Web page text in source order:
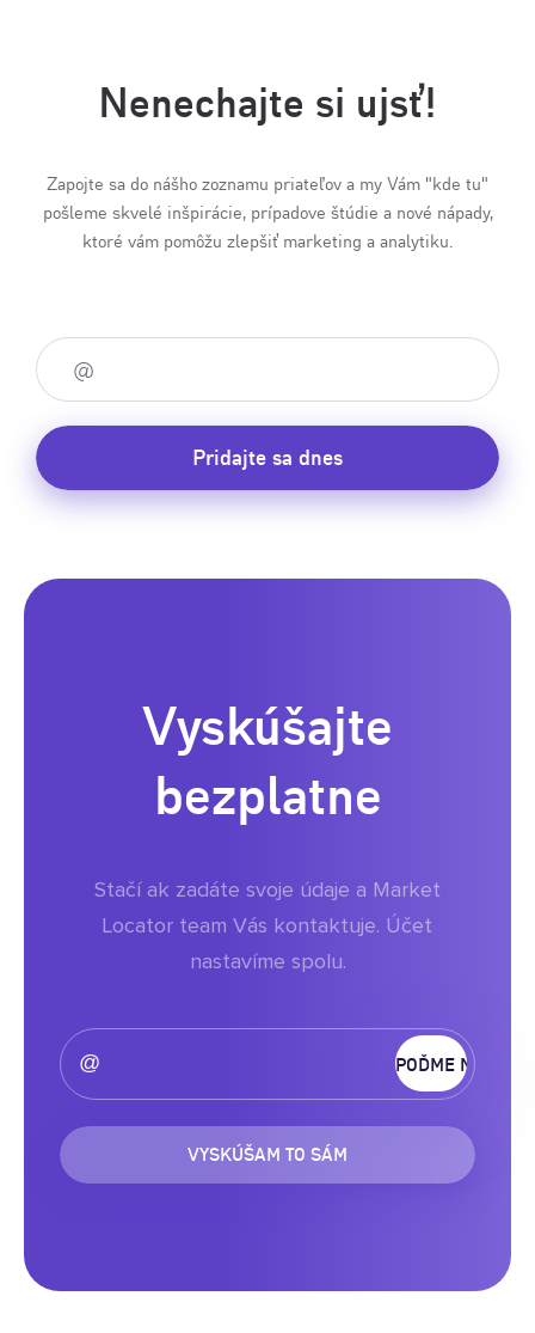
Nenechajte si ujsť!
Zapojte sa do nášho zoznamu priateľov a my Vám "kde tu"
pošleme skvelé inšpirácie, prípadove štúdie a nové nápady,
ktoré vám pomôžu zlepšiť marketing a analytiku.
Pridajte sa dnes
Vyskúšajte
bezplatne
VYSKÚŠAM TO SÁM
Stačí ak zadáte svoje údaje a Market
Locator team Vás kontaktuje. Účet
nastavíme spolu.